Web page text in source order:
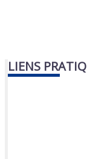
LIENS